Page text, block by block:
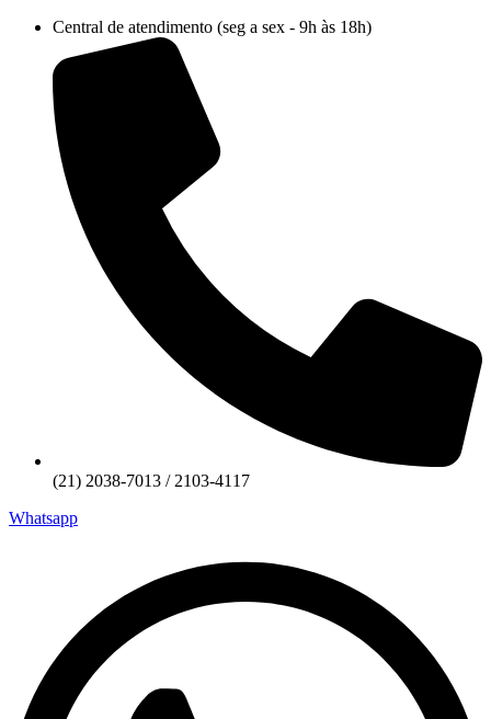
conteúdo
Central de atendimento (seg a sex - 9h às 18h)
(21) 2038-7013 / 2103-4117
Whatsapp